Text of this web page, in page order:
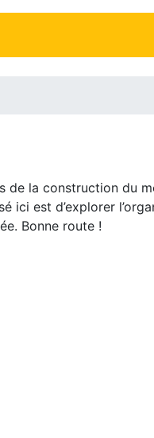
la construction du
est d’explorer
Bonne route !